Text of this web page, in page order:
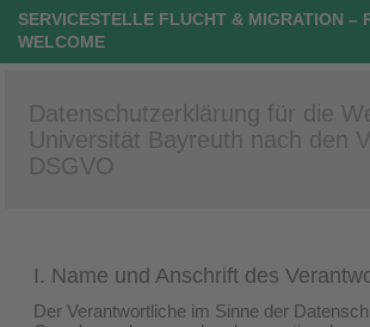
SERVICESTELLE FLUCHT & MIGRATION –
WELCOME
Datenschutzerklärung für die
Universität Bayreuth nach den
DSGVO
I. Name und Anschrift des
Der Verantwortliche im Sinne der